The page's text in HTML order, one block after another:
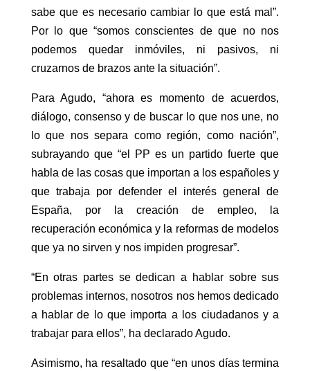
sabe que es necesario cambiar lo que está mal”.
Por lo que “somos conscientes de que no nos
podemos quedar inmóviles, ni pasivos, ni
cruzarnos de brazos ante la situación”.
Para Agudo, “ahora es momento de acuerdos,
diálogo, consenso y de buscar lo que nos une, no
lo que nos separa como región, como nación”,
subrayando que “el PP es un partido fuerte que
habla de las cosas que importan a los españoles y
que trabaja por defender el interés general de
España, por la creación de empleo, la
recuperación económica y la reformas de modelos
que ya no sirven y nos impiden progresar”.
“En otras partes se dedican a hablar sobre sus
problemas internos, nosotros nos hemos dedicado
a hablar de lo que importa a los ciudadanos y a
trabajar para ellos”, ha declarado Agudo.
Asimismo, ha resaltado que “en unos días termina